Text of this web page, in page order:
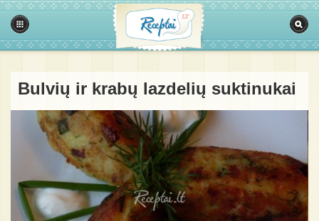
Bulvių ir krabų lazdelių suktinukai